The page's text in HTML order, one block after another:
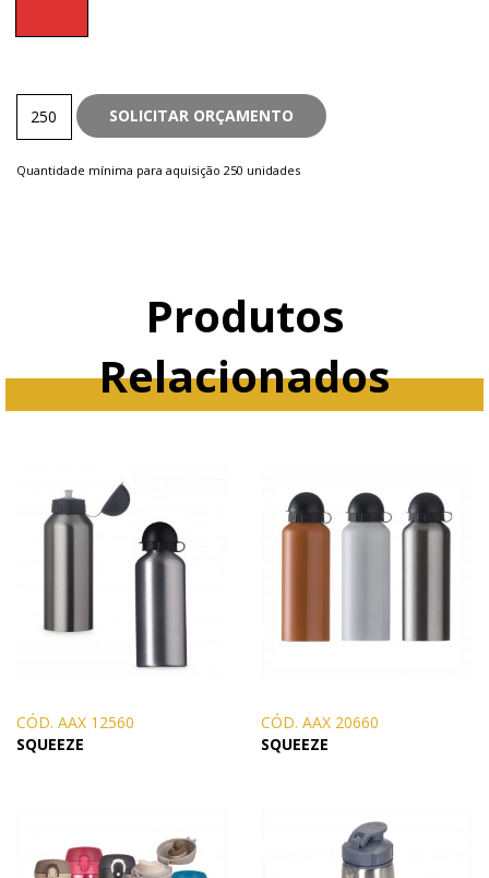
quantity
SOLICITAR ORÇAMENTO
Quantidade mínima para aquisição 250 unidades
Produtos
Relacionados
CÓD. AAX 12560
SQUEEZE
CÓD. AAX 20660
SQUEEZE